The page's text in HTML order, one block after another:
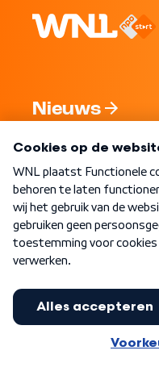
Nieuws
Nieuwsbrief
Word Lid